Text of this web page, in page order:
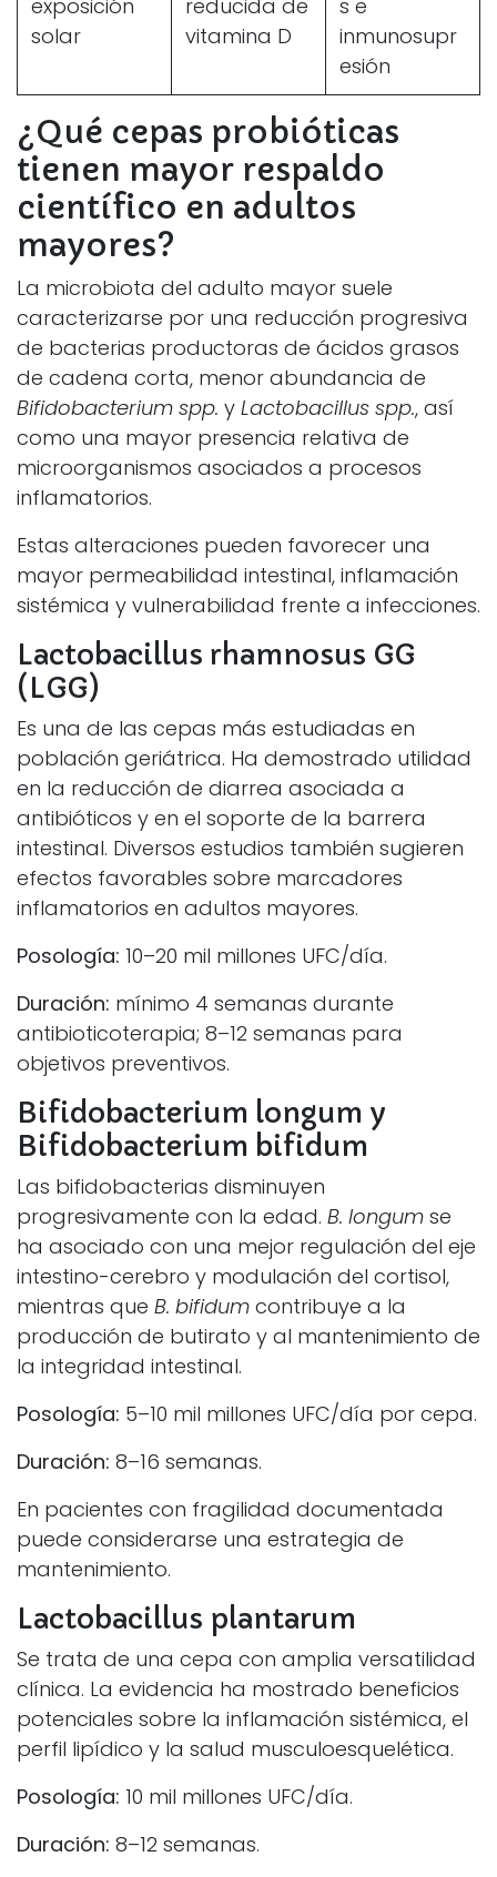
exposición
solar
reducida de
vitamina D
s e
inmunosupr
esión
¿Qué cepas probióticas
tienen mayor respaldo
científico en adultos
mayores?
La microbiota del adulto mayor suele
caracterizarse por una reducción progresiva
de bacterias productoras de ácidos grasos
de cadena corta, menor abundancia de
Bifidobacterium spp. y Lactobacillus spp., así
como una mayor presencia relativa de
microorganismos asociados a procesos
inflamatorios.
Estas alteraciones pueden favorecer una
mayor permeabilidad intestinal, inflamación
sistémica y vulnerabilidad frente a infecciones.
Lactobacillus rhamnosus GG
(LGG)
Es una de las cepas más estudiadas en
población geriátrica. Ha demostrado utilidad
en la reducción de diarrea asociada a
antibióticos y en el soporte de la barrera
intestinal. Diversos estudios también sugieren
efectos favorables sobre marcadores
inflamatorios en adultos mayores.
Posología: 10–20 mil millones UFC/día.
Duración: mínimo 4 semanas durante
antibioticoterapia; 8–12 semanas para
objetivos preventivos.
Bifidobacterium longum y
Bifidobacterium bifidum
Las bifidobacterias disminuyen
progresivamente con la edad. B. longum se
ha asociado con una mejor regulación del eje
intestino-cerebro y modulación del cortisol,
mientras que B. bifidum contribuye a la
producción de butirato y al mantenimiento de
la integridad intestinal.
Posología: 5–10 mil millones UFC/día por cepa.
Duración: 8–16 semanas.
En pacientes con fragilidad documentada
puede considerarse una estrategia de
mantenimiento.
Lactobacillus plantarum
Se trata de una cepa con amplia versatilidad
clínica. La evidencia ha mostrado beneficios
potenciales sobre la inflamación sistémica, el
perfil lipídico y la salud musculoesquelética.
Posología: 10 mil millones UFC/día.
Duración: 8–12 semanas.